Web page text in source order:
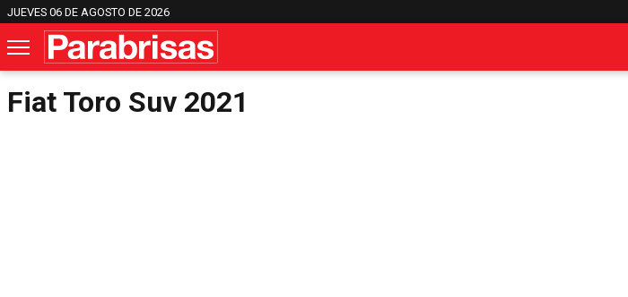
JUEVES 06 DE AGOSTO DE 2026
Fiat Toro Suv 2021